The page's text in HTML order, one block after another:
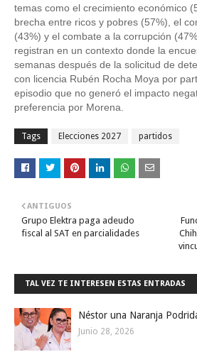
temas como el crecimiento económico
brecha entre ricos y pobres (57%), el
(43%) y el combate a la corrupción
registran en un contexto donde la
semanas después de la solicitud de
con licencia Rubén Rocha Moya por
episodio que no generó el impacto
preferencia por Morena.
Tags Elecciones 2027 partidos
ANTIGUOS
Grupo Elektra paga adeudo
fiscal al SAT en parcialidades
TAL VEZ TE INTERESEN ESTAS ENTRADAS
Néstor una Naranja
Junio 28, 2026